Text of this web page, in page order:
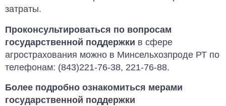
затраты.
Проконсультироваться по вопросам
государственной поддержки в сфере
агрострахования можно в Минсельхозпроде РТ по
телефонам: (843)221-76-38, 221-76-88.
Более подробно ознакомиться мерами
государственной поддержки